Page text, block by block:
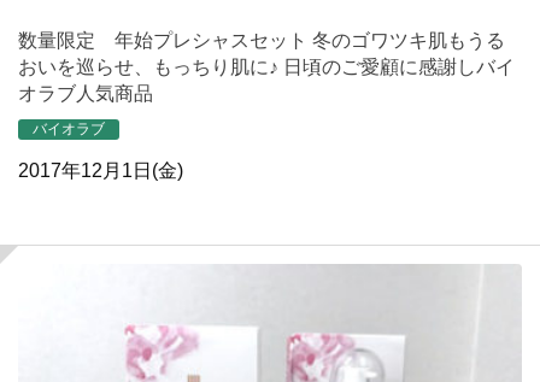
数量限定 年始プレシャスセット 冬のゴワツキ肌もうる
おいを巡らせ、もっちり肌に♪ 日頃のご愛顧に感謝しバイ
オラブ人気商品
バイオラブ
2017年12月1日(金)